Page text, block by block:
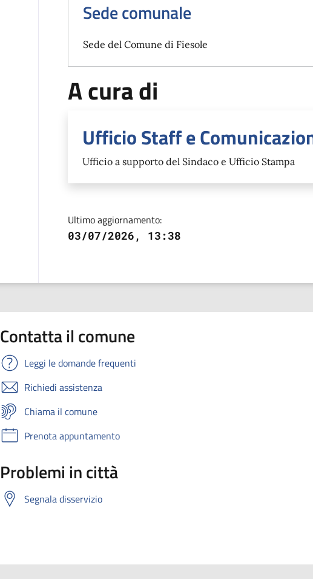
Sede comunale
Sede del Comune di Fiesole
A cura di
Ufficio Staff e
Ufficio a supporto del Sindaco e Ufficio Stampa
Ultimo aggiornamento:
03/07/2026, 13:38
Contatta il comune
Leggi le domande frequenti
Richiedi assistenza
Chiama il comune
Prenota appuntamento
Problemi in città
Segnala disservizio